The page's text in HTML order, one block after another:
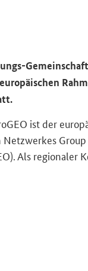
ist der
Netz­wer­kes
Als re­gio­na­ler